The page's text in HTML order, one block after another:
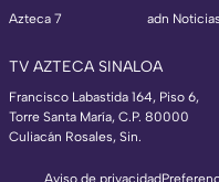
Azteca 7
adn Noticias
TV AZTECA SINALOA
Francisco Labastida 164, Piso 6,
Torre Santa María, C.P. 80000
Culiacán Rosales, Sin.